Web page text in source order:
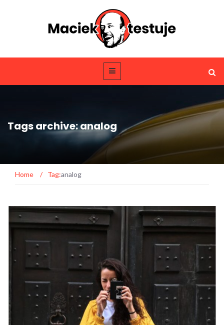
Tags archive: analog
Home / Tag:analog